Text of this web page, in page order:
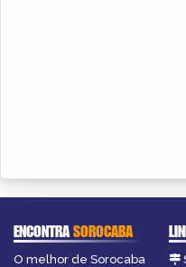
ENCONTRASOROCABA
O melhor de Sorocaba